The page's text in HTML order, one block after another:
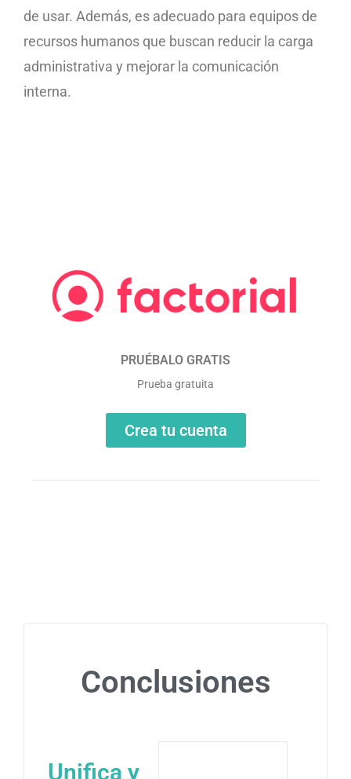
de usar. Además, es adecuado para equipos de
recursos humanos que buscan reducir la carga
administrativa y mejorar la comunicación
interna.
PRUÉBALO GRATIS
Prueba gratuita
Crea tu cuenta
Conclusiones
Unifica y